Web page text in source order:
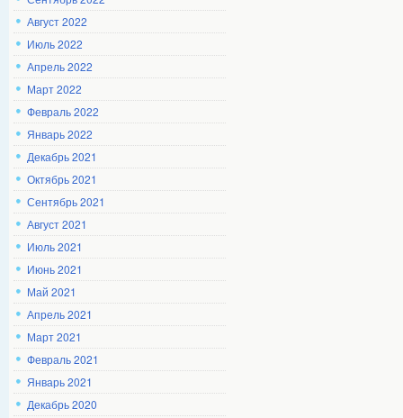
Август 2022
Июль 2022
Апрель 2022
Март 2022
Февраль 2022
Январь 2022
Декабрь 2021
Октябрь 2021
Сентябрь 2021
Август 2021
Июль 2021
Июнь 2021
Май 2021
Апрель 2021
Март 2021
Февраль 2021
Январь 2021
Декабрь 2020